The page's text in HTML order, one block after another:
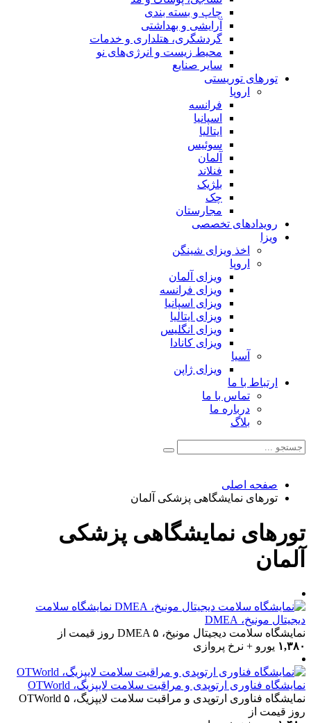
چاپ و بسته بندی
آرایشی و بهداشتی
گردشگری، هتلداری و خدمات
محیط زیست و انرژی‌های نو
سایر صنایع
تورهای توریستی
اروپا
فرانسه
اسپانیا
ایتالیا
سوئیس
آلمان
فنلاند
بلژیک
چک
مجارستان
رویدادهای تخصصی
ویزا
اخذ ویزای شینگن
اروپا
ویزای آلمان
ویزای فرانسه
ویزای اسپانیا
ویزای ایتالیا
ویزای انگلیس
ویزای کانادا
آسیا
ویزای ژاپن
ارتباط با ما
تماس با ما
درباره ما
بلاگ
صفحه اصلی
تورهای نمایشگاهی پزشکی آلمان
تورهای نمایشگاهی پزشکی
آلمان
نمایشگاه سلامت
دیجیتال مونیخ، DMEA
نمایشگاه سلامت دیجیتال مونیخ، DMEA ۵ روز
قیمت از
۱,۳۸۰ یورو + نرخ پروازی
نمایشگاه فناوری ارتوپدی و مراقبت سلامت لایپزیگ، OTWorld
نمایشگاه فناوری ارتوپدی و مراقبت سلامت لایپزیگ، OTWorld ۵
روز قیمت از